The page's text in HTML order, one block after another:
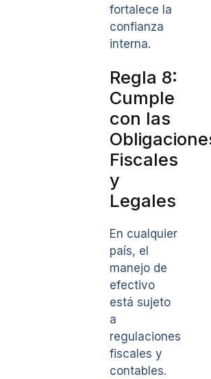
fortalece la
confianza
interna.
Regla 8:
Cumple
con las
Fiscales
y
Legales
En cualquier
país, el
manejo de
efectivo
está sujeto
a
regulaciones
fiscales y
contables.